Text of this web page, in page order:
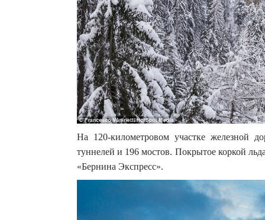
На 120-километровом участке железной
туннелей и 196 мостов. Покрытое коркой
«Бернина Экспресс».